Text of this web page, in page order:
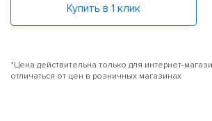
Купить в 1 клик
*Цена действительна только для интернет-
отличаться от цен в розничных магазинах